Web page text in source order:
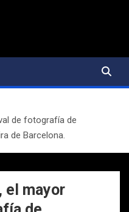
de fotografía de
de Barcelona.
el mayor